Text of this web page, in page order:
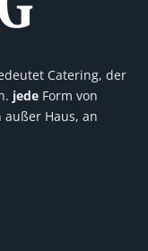
Catering, der
jede Form von
Haus, an